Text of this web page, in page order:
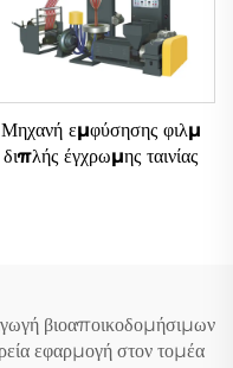
Μηχανή εμφύσησης φιλμ
διπλής έγχρωμης ταινίας
βιοαποικοδομήσιμων
εφαρμογή στον τομέα